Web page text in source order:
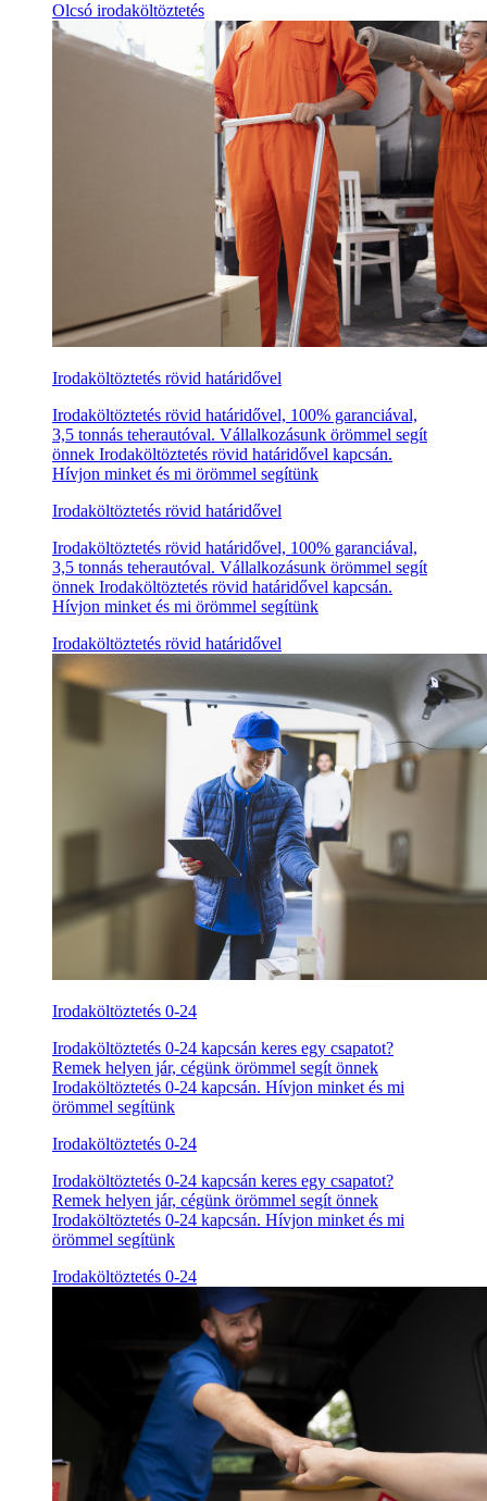
Olcsó irodaköltöztetés
Irodaköltöztetés rövid határidővel
Irodaköltöztetés rövid határidővel, 100% garanciával,
3,5 tonnás teherautóval. Vállalkozásunk örömmel segít
önnek Irodaköltöztetés rövid határidővel kapcsán.
Hívjon minket és mi örömmel segítünk
Irodaköltöztetés rövid határidővel
Irodaköltöztetés rövid határidővel, 100% garanciával,
3,5 tonnás teherautóval. Vállalkozásunk örömmel segít
önnek Irodaköltöztetés rövid határidővel kapcsán.
Hívjon minket és mi örömmel segítünk
Irodaköltöztetés rövid határidővel
Irodaköltöztetés 0-24
Irodaköltöztetés 0-24 kapcsán keres egy csapatot?
Remek helyen jár, cégünk örömmel segít önnek
Irodaköltöztetés 0-24 kapcsán. Hívjon minket és mi
örömmel segítünk
Irodaköltöztetés 0-24
Irodaköltöztetés 0-24 kapcsán keres egy csapatot?
Remek helyen jár, cégünk örömmel segít önnek
Irodaköltöztetés 0-24 kapcsán. Hívjon minket és mi
örömmel segítünk
Irodaköltöztetés 0-24